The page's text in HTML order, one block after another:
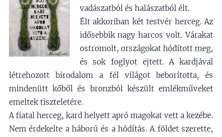
vadászatból és halászatból élt.
Élt akkoriban két testvér herceg. Az
idősebbik nagy harcos volt. Várakat
ostromolt, országokat hódított meg,
és sok foglyot ejtett. A kardjával
létrehozott birodalom a fél világot beborította, és
mindenütt kőből és bronzból készült emlékműveket
emeltek tiszteletére.
A fiatal herceg, kard helyett apró magokat vett a kezébe.
Nem érdekelte a háború és a hódítás. A földet szerette,